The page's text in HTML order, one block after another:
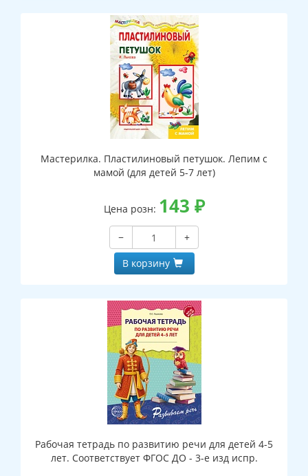
Мастерилка. Пластилиновый петушок. Лепим с
мамой (для детей 5-7 лет)
Цена розн: 143 ₽
−
+
В корзину
Рабочая тетрадь по развитию речи для детей 4-5
лет. Соответствует ФГОС ДО - 3-е изд испр.